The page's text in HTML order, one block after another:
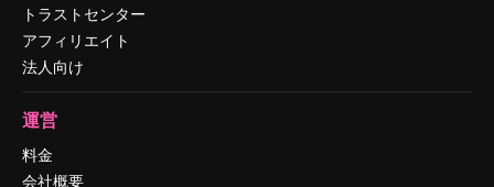
トラストセンター
アフィリエイト
法人向け
運営
料金
会社概要